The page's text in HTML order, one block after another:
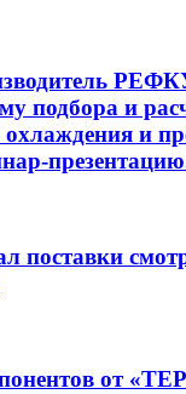
подбора и
и
поставки
от